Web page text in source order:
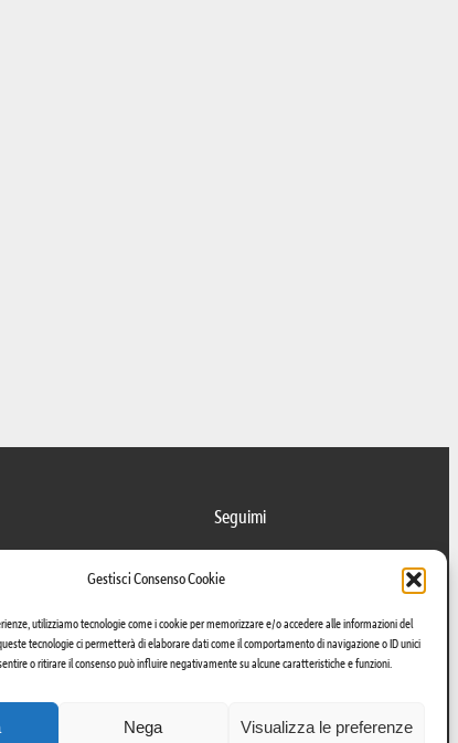
Gestisci Consenso Cookie
utilizziamo tecnologie come i cookie per memorizzare e/o accedere alle informazioni del
tecnologie ci permetterà di elaborare dati come il comportamento di navigazione o ID unici
o ritirare il consenso può influire negativamente su alcune caratteristiche e funzioni.
Nega Visualizza le preferenze
Seguimi
Facebook